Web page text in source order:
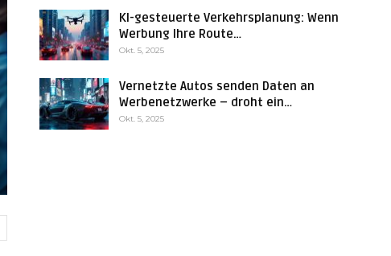
KI-gesteuerte Verkehrsplanung: Wenn
Werbung Ihre Route…
Okt. 5, 2025
Vernetzte Autos senden Daten an
Werbenetzwerke – droht ein…
Okt. 5, 2025